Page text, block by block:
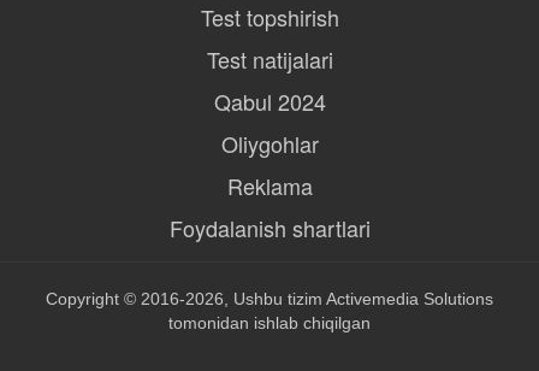
Test topshirish
Test natijalari
Qabul 2024
Oliygohlar
Reklama
Foydalanish shartlari
Copyright © 2016-2026, Ushbu tizim Activemedia Solutions
tomonidan ishlab chiqilgan